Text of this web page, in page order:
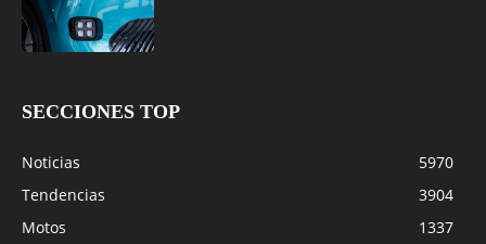
SECCIONES TOP
Noticias
5970
Tendencias
3904
Motos
1337